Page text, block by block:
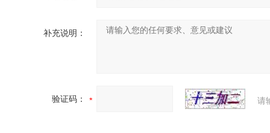
补充说明：
验证码： 请